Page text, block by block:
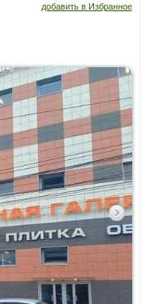
добавить в Избранное